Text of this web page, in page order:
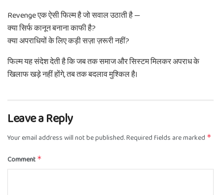
Revenge एक ऐसी फिल्म है जो सवाल उठाती है —
क्या सिर्फ कानून बनाना काफी है?
क्या अपराधियों के लिए कड़ी सज़ा ज़रूरी नहीं?
फिल्म यह संदेश देती है कि जब तक समाज और सिस्टम मिलकर अपराध के
खिलाफ खड़े नहीं होंगे, तब तक बदलाव मुश्किल है।
Leave a Reply
Your email address will not be published.Required fields are marked *
Comment *